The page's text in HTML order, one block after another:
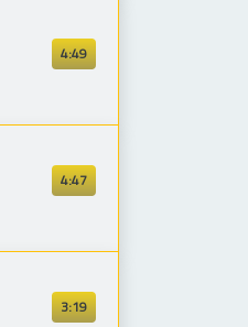
4:49
4:47
3:19